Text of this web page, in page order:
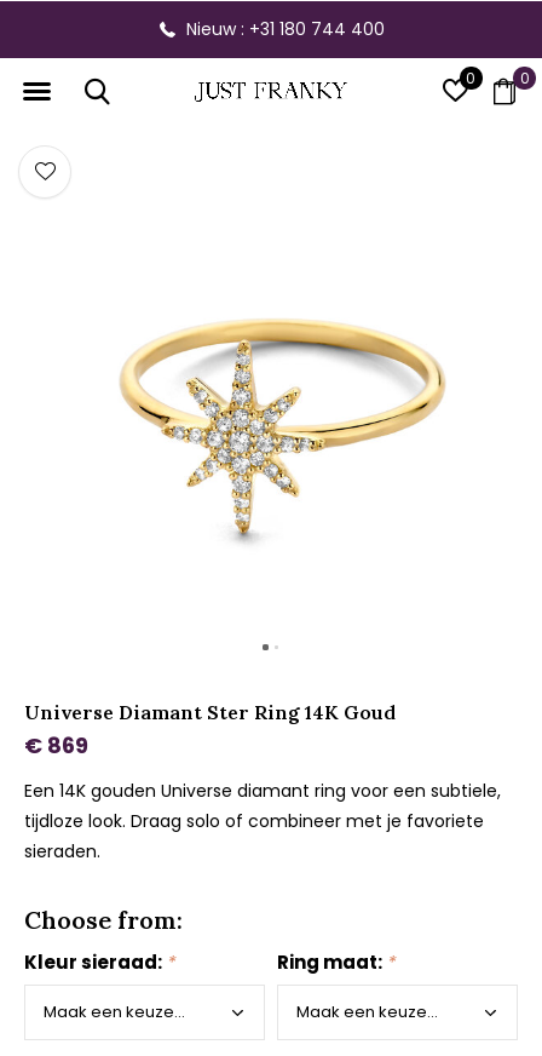
0 0
Nieuw : +31 180 744 400
Universe Diamant Ster Ring 14K Goud
€ 869
Een 14K gouden Universe diamant ring voor een subtiele,
tijdloze look. Draag solo of combineer met je favoriete
sieraden.
Choose from:
Kleur sieraad: * Ring maat: *